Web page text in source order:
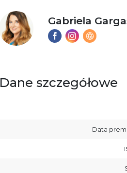
Gabriela
Dane szczegółowe
Data